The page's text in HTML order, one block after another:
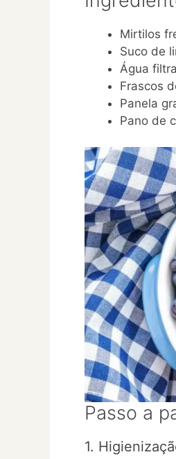
Mirtilos
Suco de
Água
Frascos
Panela
Pano de
Passo a
1.